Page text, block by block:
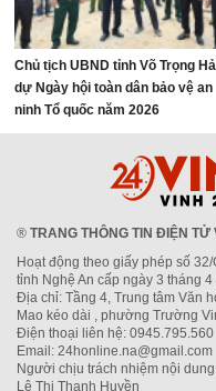
Chủ tịch UBND tỉnh Võ Trọng
dự Ngày hội toàn dân bảo vệ an
ninh Tổ quốc năm 2026
® TRANG THÔNG TIN ĐIỆN TỬ
Hoạt động theo giấy phép số
tỉnh Nghệ An cấp ngày 3 tháng 4
Địa chỉ: Tầng 4, Trung tâm Văn
Mao kéo dài , phường Trường
Điện thoại liên hệ: 0945.795.560
Email: 24honline.na@gmail.com
Người chịu trách nhiệm nội
Lê Thị Thanh Huyền